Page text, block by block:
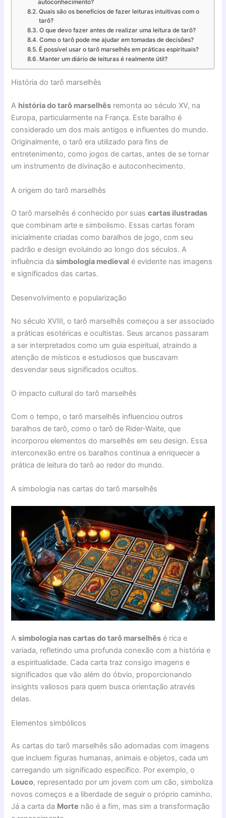
autoconhecimento?
Quais são os benefícios de fazer leituras intuitivas com o
tarô?
O que devo fazer antes de realizar uma leitura de tarô?
Como o tarô pode me ajudar em tomadas de decisões?
É possível usar o tarô marselhês em práticas espirituais?
Manter um diário de leituras é realmente útil?
História do tarô marselhês
A história do tarô marselhês remonta ao século XV, na
Europa, particularmente na França. Este baralho é
considerado um dos mais antigos e influentes do mundo.
Originalmente, o tarô era utilizado para fins de
entretenimento, como jogos de cartas, antes de se tornar
um instrumento de divinação e autoconhecimento.
A origem do tarô marselhês
O tarô marselhês é conhecido por suascartas ilustradas
que combinam arte e simbolismo. Essas cartas foram
inicialmente criadas como baralhos de jogo, com seu
padrão e design evoluindo ao longo dos séculos. A
influência dasimbologia medieval é evidente nas imagens
e significados das cartas.
Desenvolvimento e popularização
No século XVIII, o tarô marselhês começou a ser associado
a práticas esotéricas e ocultistas. Seus arcanos passaram
a ser interpretados como um guia espiritual, atraindo a
atenção de místicos e estudiosos que buscavam
desvendar seus significados ocultos.
O impacto cultural do tarô marselhês
Com o tempo, o tarô marselhês influenciou outros
baralhos de tarô, como o tarô de Rider-Waite, que
incorporou elementos do marselhês em seu design. Essa
interconexão entre os baralhos continua a enriquecer a
prática de leitura do tarô ao redor do mundo.
A simbologia nas cartas do tarô marselhês
Asimbologia nas cartas do tarô marselhês é rica e
variada, refletindo uma profunda conexão com a história e
a espiritualidade. Cada carta traz consigo imagens e
significados que vão além do óbvio, proporcionando
insights valiosos para quem busca orientação através
delas.
Elementos simbólicos
As cartas do tarô marselhês são adornadas com imagens
que incluem figuras humanas, animais e objetos, cada um
carregando um significado específico. Por exemplo, o
Louco, representado por um jovem com um cão, simboliza
novos começos e a liberdade de seguir o próprio caminho.
Já a carta da Morte não é a fim, mas sim a transformação